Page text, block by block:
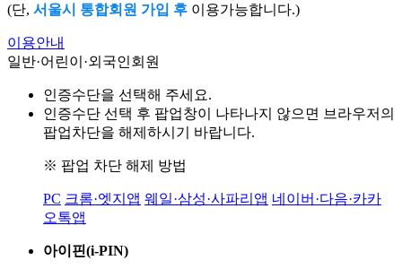
(단, 서울시 통합회원 가입 후 이용가능합니다.)
이용안내
일반·어린이·외국인회원
인증수단을 선택해 주세요.
인증수단 선택 후 팝업창이 나타나지 않으면 브라우저의
팝업차단을 해제하시기 바랍니다.
※ 팝업 차단 해제 방법
PC 크롬·엣지앱 웨일·삼성·사파리앱 네이버·다음·카카
오톡앱
아이핀(i-PIN)